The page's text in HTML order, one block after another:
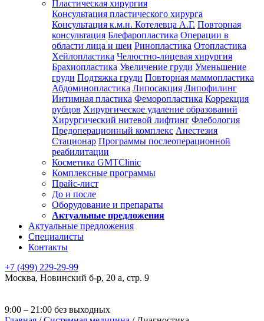
Пластическая хирургия
Консультация пластического хирурга
Консультация к.м.н. Котелевца А.Г. Повторная
консультация Блефаропластика Операции в
области лица и шеи Ринопластика Отопластика
Хейлопластика Челюстно-лицевая хирургия
Брахиопластика Увеличение груди Уменьшение
груди Подтяжка груди Повторная маммопластика
Абдоминопластика Липосакция Липофилинг
Интимная пластика Феморопластика Коррекция
рубцов Хирургическое удаление образований
Хирургический нитевой лифтинг Флебология
Предоперационный комплекс Анестезия
Стационар Программы послеоперационной
реабилитации
Косметика GMTClinic
Комплексные программы
Прайс-лист
До и после
Оборудование и препараты
Актуальные предложения
Актуальные предложения
Специалисты
Контакты
+7 (499) 229-29-99
Москва, Новинский б-р, 20 а, стр. 9
9:00 – 21:00 без выходных